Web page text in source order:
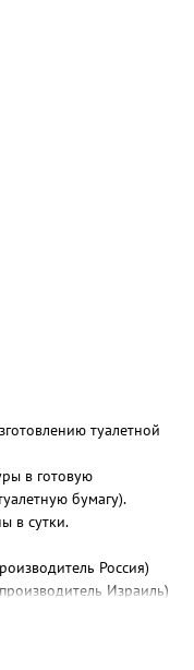
туалетной
в готовую
бумагу).
в сутки.
Россия)
Израиль)
Израиль)
рабочем, исправном